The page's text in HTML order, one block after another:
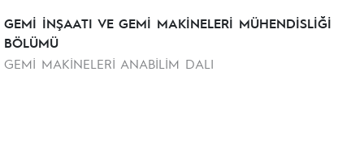
GEMİ İNŞAATI VE GEMİ MAKİNELERİ MÜHENDİSLİĞİ
BÖLÜMÜ
GEMİ MAKİNELERİ ANABİLİM DALI